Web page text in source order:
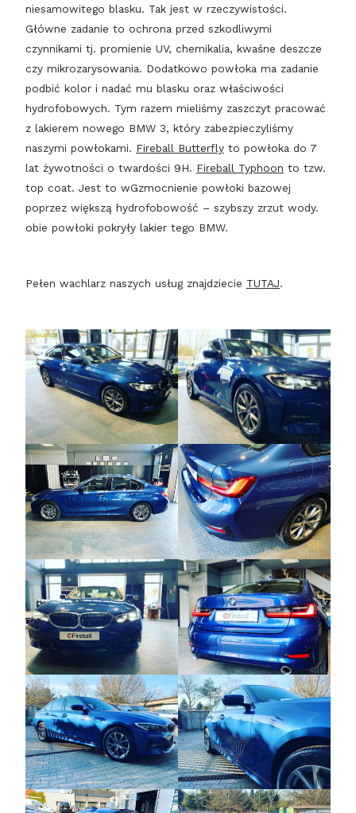
niesamowitego blasku. Tak jest w rzeczywistości.
Główne zadanie to ochrona przed szkodliwymi
czynnikami tj. promienie UV, chemikalia, kwaśne deszcze
czy mikrozarysowania. Dodatkowo powłoka ma zadanie
podbić kolor i nadać mu blasku oraz właściwości
hydrofobowych. Tym razem mieliśmy zaszczyt pracować
z lakierem nowego BMW 3, który zabezpieczyliśmy
naszymi powłokami. Fireball Butterfly to powłoka do 7
lat żywotności o twardości 9H. Fireball Typhoon to tzw.
top coat. Jest to wGzmocnienie powłoki bazowej
poprzez większą hydrofobowość – szybszy zrzut wody.
obie powłoki pokryły lakier tego BMW.
Pełen wachlarz naszych usług znajdziecie TUTAJ.